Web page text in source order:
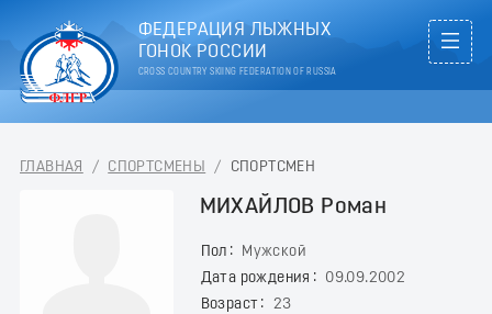
ФЕДЕРАЦИЯ ЛЫЖНЫХ
ГОНОК РОССИИ
CROSS COUNTRY SKIING FEDERATION OF RUSSIA
ГЛАВНАЯ / СПОРТСМЕНЫ / СПОРТСМЕН
МИХАЙЛОВ Роман
Пол
Мужской
Дата рождения
09.09.2002
Возраст
23